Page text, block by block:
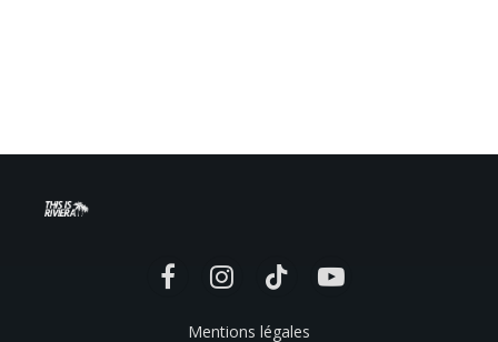
FacebookInstagramTikTok YouTube
Mentions légales